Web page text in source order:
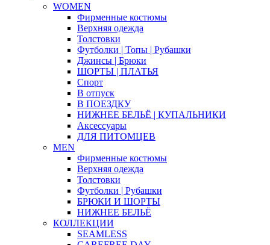
WOMEN
Фирменные костюмы
Верхняя одежда
Толстовки
Футболки | Топы | Рубашки
Джинсы | Брюки
ШОРТЫ | ПЛАТЬЯ
Спорт
В отпуск
В ПОЕЗДКУ
НИЖНЕЕ БЕЛЬЁ | КУПАЛЬНИКИ
Аксессуары
ДЛЯ ПИТОМЦЕВ
MEN
Фирменные костюмы
Верхняя одежда
Толстовки
Футболки | Рубашки
БРЮКИ И ШОРТЫ
НИЖНЕЕ БЕЛЬЁ
КОЛЛЕКЦИИ
SEAMLESS